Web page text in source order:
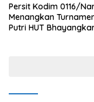
Persit Kodim 0116/
Menangkan
Putri HUT